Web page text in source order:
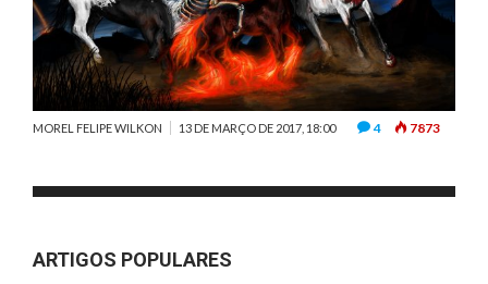
MOREL FELIPE WILKON 13 DE MARÇO DE 2017, 18:00 4 7873
ARTIGOS POPULARES